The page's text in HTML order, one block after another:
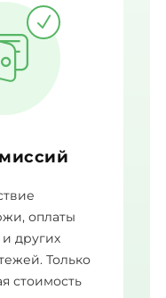
оплаты
и других
Только
стоимость